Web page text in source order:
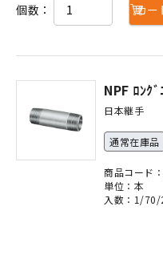
個数： カー
NPF ﾛﾝｸ
日本継手
通常在庫品
商品コード
単位：本
入数：1/70/